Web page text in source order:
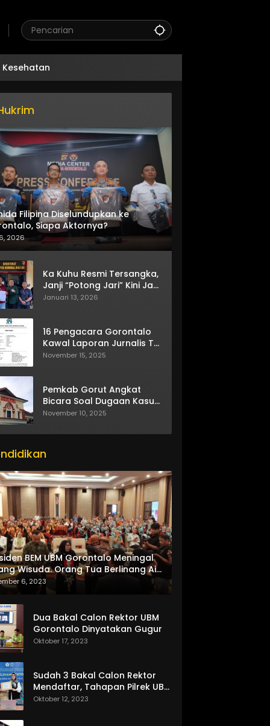
Kesehatan
Filipina Diselundupkan ke
Siapa Aktornya?
2026
Ka Kuhu Resmi Tersangka,
Janji “Potong Jari” Kini Jadi
Bumerang
Januari 13, 2026
16 Pengacara Gorontalo
Kawal Laporan Jurnalis TV
One
November 15, 2025
Pemkab Gorut Angkat
Bicara Soal Dugaan Kasus
Asusila Oknum ASN
November 10, 2025
BEM UBM Gorontalo Meningal
Wisuda. Orang Tua Berlinang Air
Menerima SKL dan Pemasangan
6, 2023
Dua Bakal Calon Rektor UBM
Gorontalo Dinyatakan Gugur
Oktober 17, 2023
Sudah 3 Bakal Calon Rektor
Mendaftar, Tahapan Pilrek UBM
Gorontalo Makin Seru
Oktober 12, 2023